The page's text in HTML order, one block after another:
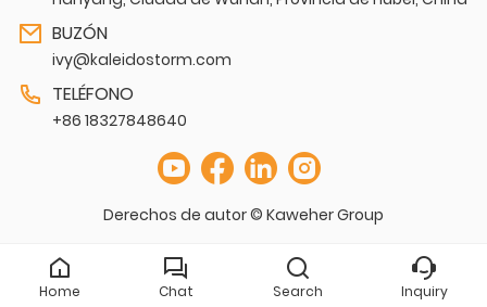
BUZÓN
ivy@kaleidostorm.com
TELÉFONO
+86 18327848640
Derechos de autor © Kaweher Group
Home Chat Search Inquiry